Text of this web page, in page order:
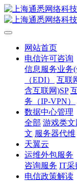
网站首页
电信许可咨询
信息服务业务
（EDI）
互联
含互联网)SP
务（IP-VPN）
数据中心管理
全部 游戏类文
文 服务器代维
天翼云
运维外包服务
咨询服务 IT采
电信政策解读